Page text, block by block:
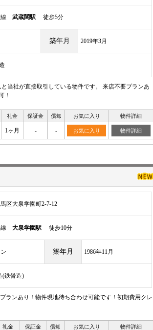
線 武蔵関駅 徒歩5分
築年月 2019年3月
当社が直接取引している物件です。 来店不要プランあ
！
礼金 保証金 償却 お気に入り 物件詳細
1ヶ月 - - お気に入り 物件詳細
区大泉学園町2-7-12
線 大泉学園駅 徒歩10分
築年月 1986年11月
(鉄骨造)
ランあり！物件現地待ち合わせ可能です！初期費用クレ
礼金 保証金 償却 お気に入り 物件詳細